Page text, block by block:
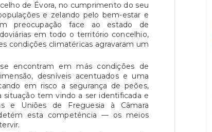
de Évora, no cumprimento do seu
e zelando pelo bem-estar e
preocupação face ao estado de
em todo o território concelhio,
condições climatéricas agravaram um
encontram em más condições de
desníveis acentuados e uma
em risco a segurança de peões,
situação tem vindo a ser identificada e
e Uniões de Freguesia à Câmara
esta competência — os meios